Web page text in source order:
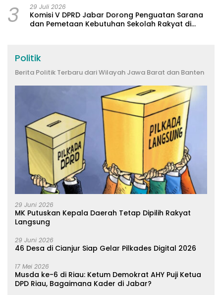
3 29 Juli 2026
Komisi V DPRD Jabar Dorong Penguatan Sarana
dan Pemetaan Kebutuhan Sekolah Rakyat di
Politik
Berita Politik Terbaru dari Wilayah Jawa Barat dan Banten
29 Juni 2026
MK Putuskan Kepala Daerah Tetap Dipilih Rakyat
Langsung
29 Juni 2026
46 Desa di Cianjur Siap Gelar Pilkades Digital 2026
17 Mei 2026
Musda ke-6 di Riau: Ketum Demokrat AHY Puji Ketua
DPD Riau, Bagaimana Kader di Jabar?